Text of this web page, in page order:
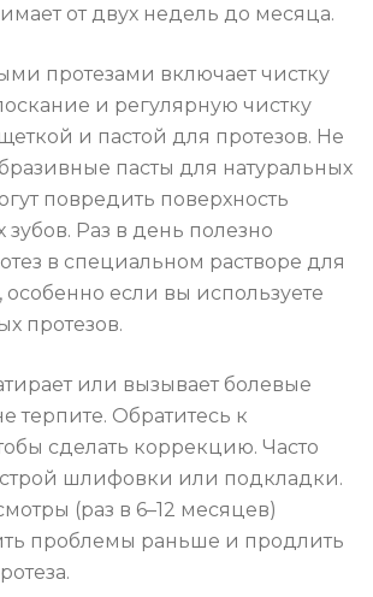
от двух недель до месяца.
протезами включает чистку
и регулярную чистку
и пастой для протезов. Не
пасты для натуральных
повредить поверхность
зубов. Раз в день полезно
в специальном растворе для
если вы используете
протезов.
или вызывает болевые
Обратитесь к
сделать коррекцию. Часто
шлифовки или подкладки.
(раз в 6–12 месяцев)
проблемы раньше и продлить